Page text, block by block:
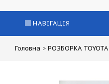
НАВІГАЦІЯ
Головна > РОЗБОРКА TOYOTA